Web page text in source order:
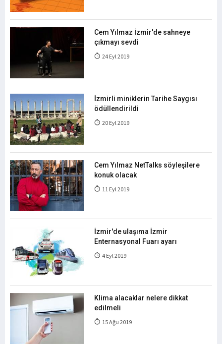
Cem Yılmaz İzmir'de sahneye
çıkmayı sevdi
24 Eyl 2019
İzmirli miniklerin Tarihe Saygısı
ödüllendirildi
20 Eyl 2019
Cem Yılmaz NetTalks söyleşilere
konuk olacak
11 Eyl 2019
İzmir'de ulaşıma İzmir
Enternasyonal Fuarı ayarı
4 Eyl 2019
Klima alacaklar nelere dikkat
edilmeli
15 Ağu 2019